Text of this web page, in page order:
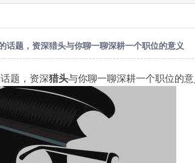
话题，资深猎头与你聊一聊深耕一个职位的意义
题，资深猎头与你聊一聊深耕一个职位的意